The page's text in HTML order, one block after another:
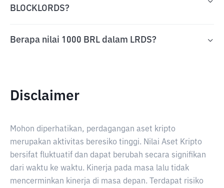
BLOCKLORDS?
Berapa nilai 1000 BRL dalam LRDS?
Disclaimer
Mohon diperhatikan, perdagangan aset kripto
merupakan aktivitas beresiko tinggi. Nilai Aset Kripto
bersifat fluktuatif dan dapat berubah secara signifikan
dari waktu ke waktu. Kinerja pada masa lalu tidak
mencerminkan kinerja di masa depan. Terdapat risiko